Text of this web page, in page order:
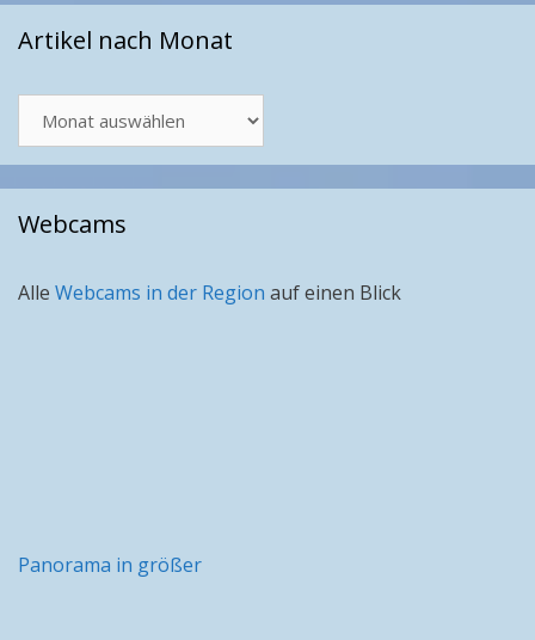
Artikel nach Monat
nach
Monat
Webcams
Alle Webcams in der Region auf einen Blick
Panorama in größer